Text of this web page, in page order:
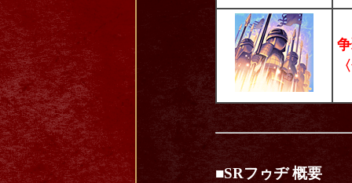
■SRフゥヂ 概要